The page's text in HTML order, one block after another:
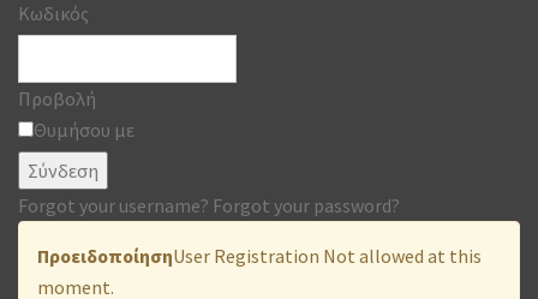
Κωδικός
Προβολή
Θυμήσου με
Σύνδεση
Forgot your username? Forgot your password?
ΠροειδοποίησηUser Registration Not allowed at this
moment.